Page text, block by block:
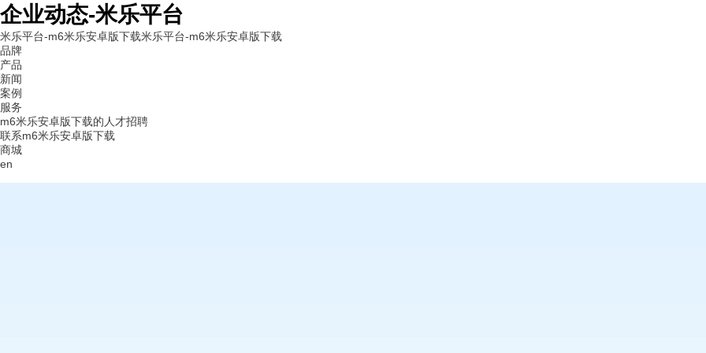
企业动态-米乐平台
米乐平台-m6米乐安卓版下载米乐平台-m6米乐安卓版下载
品牌
产品
新闻
案例
服务
m6米乐安卓版下载的人才招聘
联系m6米乐安卓版下载
商城
en